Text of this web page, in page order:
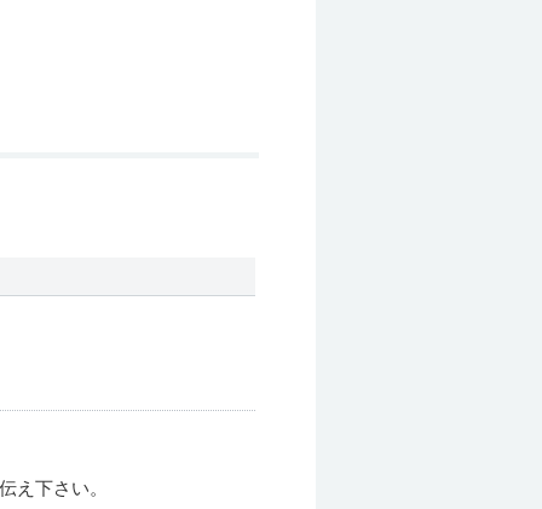
え下さい。